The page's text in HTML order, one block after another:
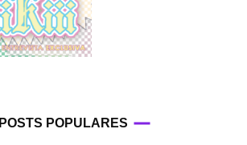
POSTS POPULARES